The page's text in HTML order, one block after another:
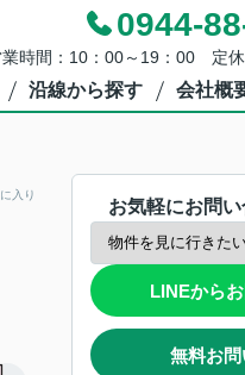
0944-
時間：10：00～19：00 定休
沿線から探す 会社概
入り
お気軽にお問
LINEから
無料お